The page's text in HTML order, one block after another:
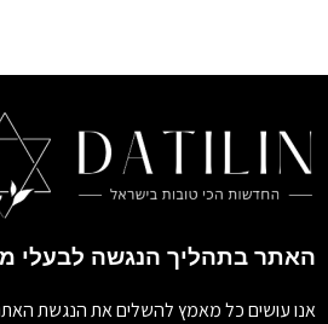
האתר בתהליך הנגשה לבעלי
אנו עושים כל מאמץ להשלים את הנגשת